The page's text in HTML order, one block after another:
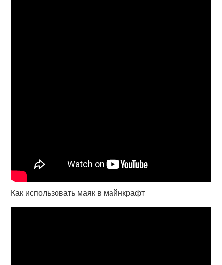
Как использовать маяк в майнкрафт